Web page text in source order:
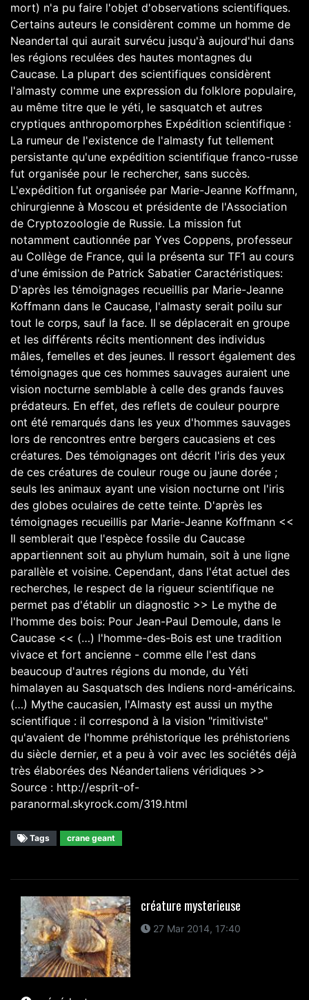
mort) n'a pu faire l'objet d'observations scientifiques.
Certains auteurs le considèrent comme un homme de
Neandertal qui aurait survécu jusqu'à aujourd'hui dans
les régions reculées des hautes montagnes du
Caucase. La plupart des scientifiques considèrent
l'almasty comme une expression du folklore populaire,
au même titre que le yéti, le sasquatch et autres
cryptiques anthropomorphes Expédition scientifique :
La rumeur de l'existence de l'almasty fut tellement
persistante qu'une expédition scientifique franco-russe
fut organisée pour le rechercher, sans succès.
L'expédition fut organisée par Marie-Jeanne Koffmann,
chirurgienne à Moscou et présidente de l'Association
de Cryptozoologie de Russie. La mission fut
notamment cautionnée par Yves Coppens, professeur
au Collège de France, qui la présenta sur TF1 au cours
d'une émission de Patrick Sabatier Caractéristiques:
D'après les témoignages recueillis par Marie-Jeanne
Koffmann dans le Caucase, l'almasty serait poilu sur
tout le corps, sauf la face. Il se déplacerait en groupe
et les différents récits mentionnent des individus
mâles, femelles et des jeunes. Il ressort également des
témoignages que ces hommes sauvages auraient une
vision nocturne semblable à celle des grands fauves
prédateurs. En effet, des reflets de couleur pourpre
ont été remarqués dans les yeux d'hommes sauvages
lors de rencontres entre bergers caucasiens et ces
créatures. Des témoignages ont décrit l'iris des yeux
de ces créatures de couleur rouge ou jaune dorée ;
seuls les animaux ayant une vision nocturne ont l'iris
des globes oculaires de cette teinte. D'après les
témoignages recueillis par Marie-Jeanne Koffmann <<
Il semblerait que l'espèce fossile du Caucase
appartiennent soit au phylum humain, soit à une ligne
parallèle et voisine. Cependant, dans l'état actuel des
recherches, le respect de la rigueur scientifique ne
permet pas d'établir un diagnostic >> Le mythe de
l'homme des bois: Pour Jean-Paul Demoule, dans le
Caucase << (…) l'homme-des-Bois est une tradition
vivace et fort ancienne - comme elle l'est dans
beaucoup d'autres régions du monde, du Yéti
himalayen au Sasquatsch des Indiens nord-américains.
(…) Mythe caucasien, l'Almasty est aussi un mythe
scientifique : il correspond à la vision "rimitiviste"
qu'avaient de l'homme préhistorique les préhistoriens
du siècle dernier, et a peu à voir avec les sociétés déjà
très élaborées des Néandertaliens véridiques >>
Source : http://esprit-of-
paranormal.skyrock.com/319.html
Tags crane geant
créature mysterieuse
27 Mar 2014, 17:40